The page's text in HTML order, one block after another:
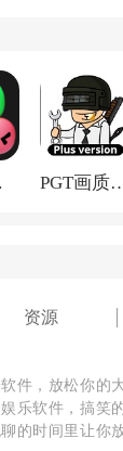
享真实的使
解答的活跃
PGT画质
资源
件，放松你的
乐软件，搞笑
的时间里让你